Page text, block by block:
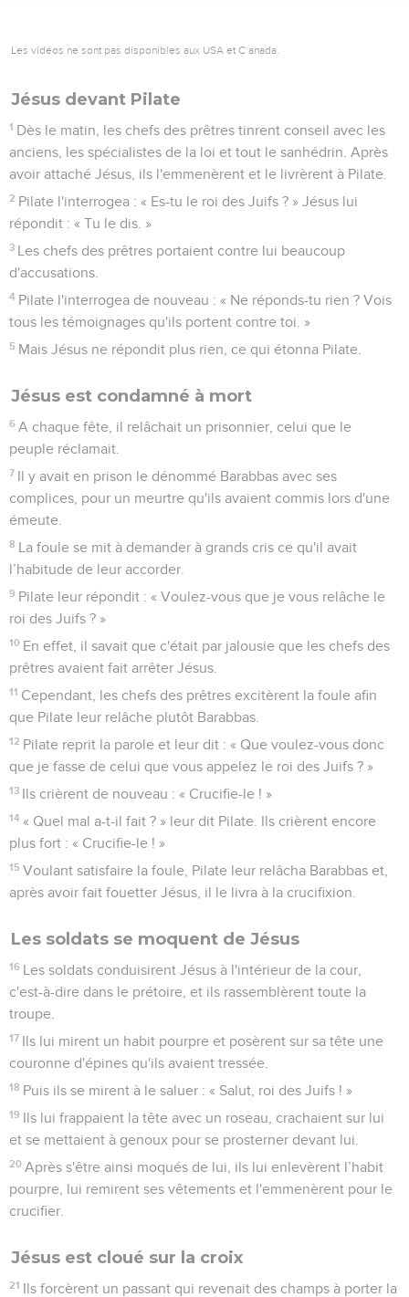
Les vidéos ne sont pas disponibles aux USA et C anada.
Jésus devant Pilate
1 Dès le matin, les chefs des prêtres tinrent conseil avec les
anciens, les spécialistes de la loi et tout le sanhédrin. Après
avoir attaché Jésus, ils l'emmenèrent et le livrèrent à Pilate.
2 Pilate l'interrogea : « Es-tu le roi des Juifs ? » Jésus lui
répondit : « Tu le dis. »
3 Les chefs des prêtres portaient contre lui beaucoup
d'accusations.
4 Pilate l'interrogea de nouveau : « Ne réponds-tu rien ? Vois
tous les témoignages qu'ils portent contre toi. »
5 Mais Jésus ne répondit plus rien, ce qui étonna Pilate.
Jésus est condamné à mort
6 A chaque fête, il relâchait un prisonnier, celui que le
peuple réclamait.
7 Il y avait en prison le dénommé Barabbas avec ses
complices, pour un meurtre qu'ils avaient commis lors d'une
émeute.
8 La foule se mit à demander à grands cris ce qu'il avait
l’habitude de leur accorder.
9 Pilate leur répondit : « Voulez-vous que je vous relâche le
roi des Juifs ? »
10 En effet, il savait que c'était par jalousie que les chefs des
prêtres avaient fait arrêter Jésus.
11 Cependant, les chefs des prêtres excitèrent la foule afin
que Pilate leur relâche plutôt Barabbas.
12 Pilate reprit la parole et leur dit : « Que voulez-vous donc
que je fasse de celui que vous appelez le roi des Juifs ? »
13 Ils crièrent de nouveau : « Crucifie-le ! »
14 « Quel mal a-t-il fait ? » leur dit Pilate. Ils crièrent encore
plus fort : « Crucifie-le ! »
15 Voulant satisfaire la foule, Pilate leur relâcha Barabbas et,
après avoir fait fouetter Jésus, il le livra à la crucifixion.
Les soldats se moquent de Jésus
16 Les soldats conduisirent Jésus à l'intérieur de la cour,
c'est-à-dire dans le prétoire, et ils rassemblèrent toute la
troupe.
17 Ils lui mirent un habit pourpre et posèrent sur sa tête une
couronne d'épines qu'ils avaient tressée.
18 Puis ils se mirent à le saluer : « Salut, roi des Juifs ! »
19 Ils lui frappaient la tête avec un roseau, crachaient sur lui
et se mettaient à genoux pour se prosterner devant lui.
20 Après s'être ainsi moqués de lui, ils lui enlevèrent l’habit
pourpre, lui remirent ses vêtements et l'emmenèrent pour le
crucifier.
Jésus est cloué sur la croix
21 Ils forcèrent un passant qui revenait des champs à porter la